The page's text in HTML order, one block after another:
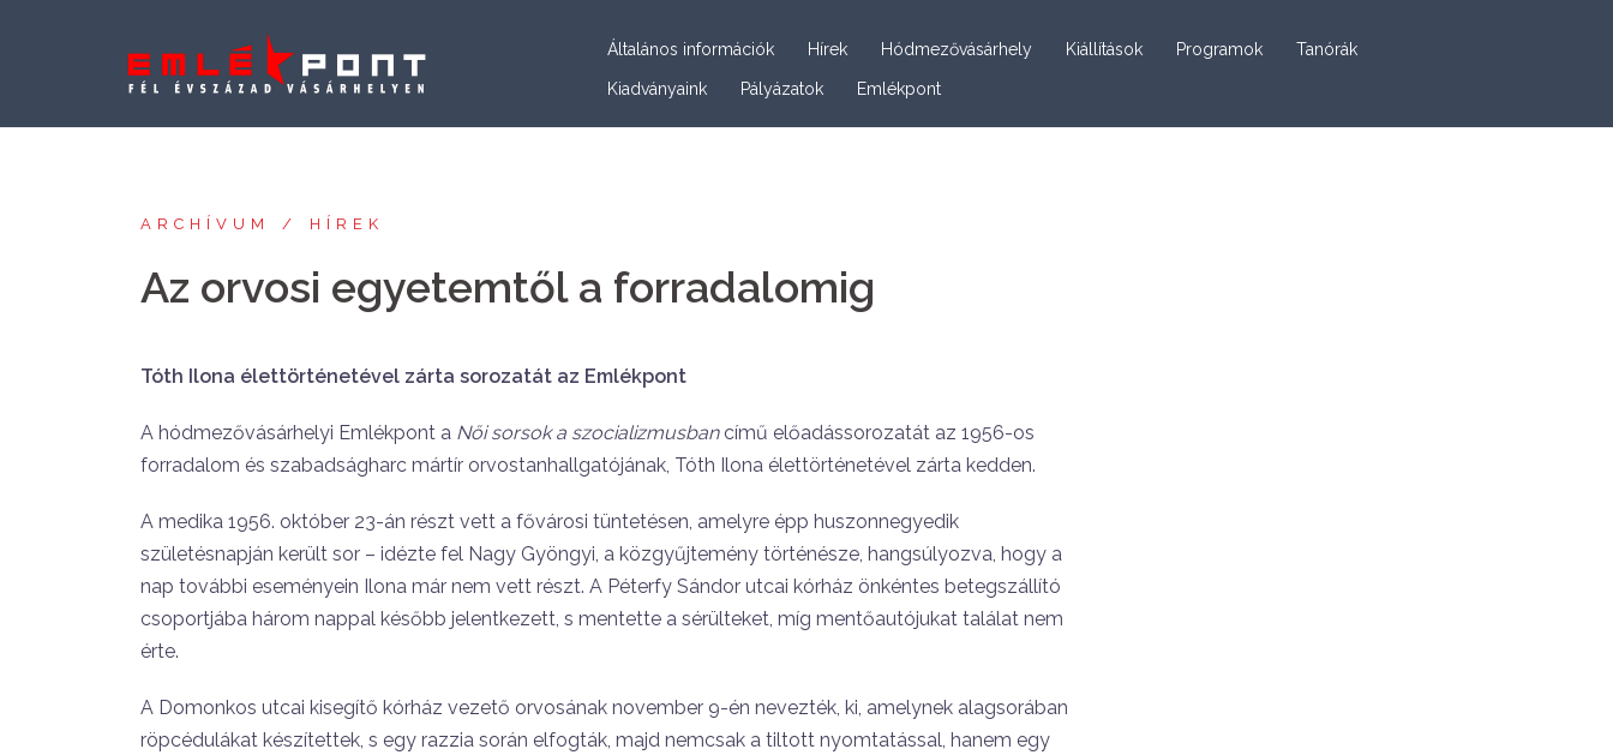
Általános információk Hírek Hódmezővásárhely Kiállítások Programok Tanórák
Kiadványaink Pályázatok Emlékpont
ARCHÍVUM HÍREK
Az orvosi egyetemtől a forradalomig
Tóth Ilona élettörténetével zárta sorozatát az Emlékpont
A hódmezővásárhelyi Emlékpont a Női sorsok a szocializmusbancímű előadássorozatát az 1956-os
forradalom és szabadságharc mártír orvostanhallgatójának, Tóth Ilona élettörténetével zárta kedden.
A medika 1956. október 23-án részt vett a fővárosi tüntetésen, amelyre épp huszonnegyedik
születésnapján került sor – idézte fel Nagy Gyöngyi, a közgyűjtemény történésze, hangsúlyozva, hogy a
nap további eseményein Ilona már nem vett részt. A Péterfy Sándor utcai kórház önkéntes betegszállító
csoportjába három nappal később jelentkezett, s mentette a sérülteket, míg mentőautójukat találat nem
érte.
A Domonkos utcai kisegítő kórház vezető orvosának november 9-én nevezték, ki, amelynek alagsorában
röpcédulákat készítettek, s egy razzia során elfogták, majd nemcsak a tiltott nyomtatással, hanem egy